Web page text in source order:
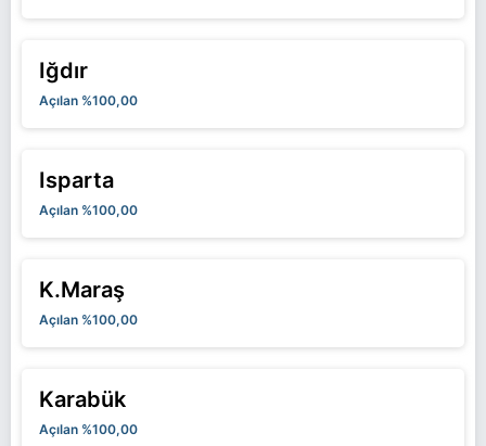
Iğdır
Açılan %100,00
Isparta
Açılan %100,00
K.Maraş
Açılan %100,00
Karabük
Açılan %100,00